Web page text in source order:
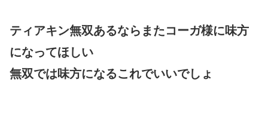
ティアキン無双あるならまたコーガ様に味方
になってほしい
無双では味方になるこれでいいでしょ